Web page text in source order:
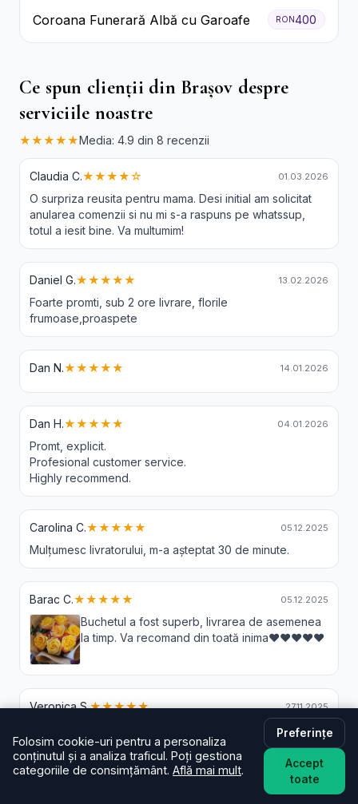
Coroana Funerară Albă cu Garoafe RON400
Ce spun clienții din Brașov despre
serviciile noastre
★★★★★Media: 4.9 din 8 recenzii
Claudia C.★★★★☆ 01.03.2026
O surpriza reusita pentru mama. Desi initial am solicitat
anularea comenzii si nu mi s-a raspuns pe whatssup,
totul a iesit bine. Va multumim!
Daniel G.★★★★★ 13.02.2026
Foarte promti, sub 2 ore livrare, florile
frumoase,proaspete
Dan N.★★★★★ 14.01.2026
Dan H.★★★★★ 04.01.2026
Promt, explicit.
Profesional customer service.
Highly recommend.
Carolina C.★★★★★ 05.12.2025
Mulțumesc livratorului, m-a așteptat 30 de minute.
Barac C.★★★★★ 05.12.2025
Buchetul a fost superb, livrarea de asemenea
la timp. Va recomand din toată inima❤️❤️❤️❤️❤️
Veronica S.★★★★★ 27.11.2025
Livrare de calitate și la timp chiar și atunci când comanda
a a fost plasată cu o zi înainte! Mulțumesc!
26.11.2025
Folosim cookie-uri pentru a personaliza
conținutul și a analiza traficul. Poți gestiona
categoriile de consimțământ. Află mai mult.
Preferințe
Accept
toate